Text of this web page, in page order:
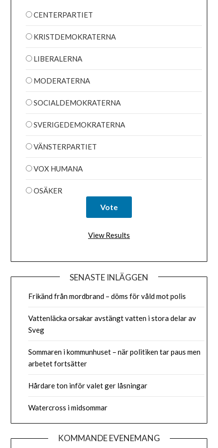
CENTERPARTIET
KRISTDEMOKRATERNA
LIBERALERNA
MODERATERNA
SOCIALDEMOKRATERNA
SVERIGEDEMOKRATERNA
VÄNSTERPARTIET
VOX HUMANA
OSÄKER
View Results
SENASTE INLÄGGEN
Frikänd från mordbrand – döms för våld mot polis
Vattenläcka orsakar avstängt vatten i stora delar av
Sveg
Sommaren i kommunhuset – när politiken tar paus men
arbetet fortsätter
Hårdare ton inför valet ger låsningar
Watercross i midsommar
KOMMANDE EVENEMANG